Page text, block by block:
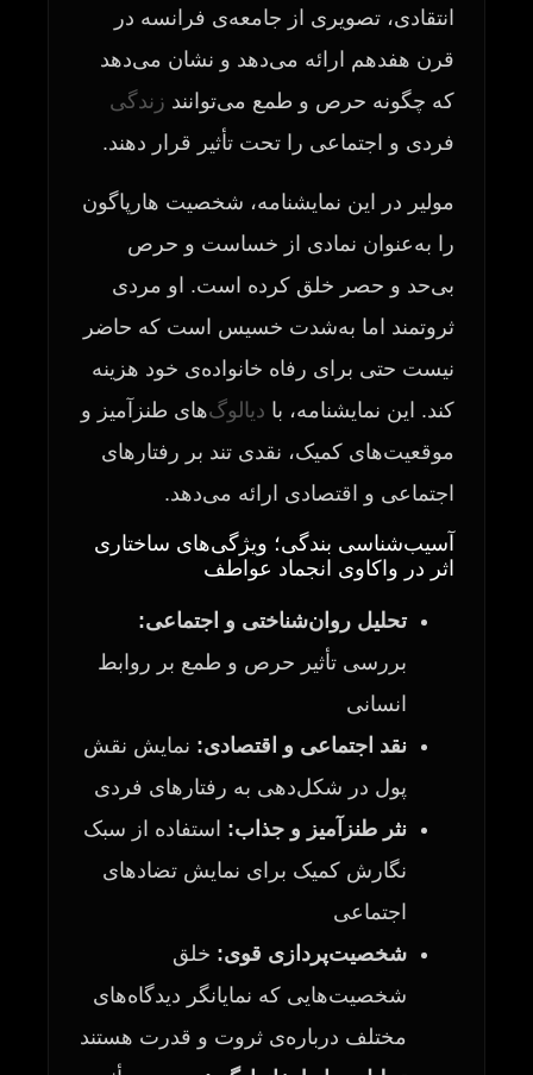
انتقادی، تصویری از جامعه‌ی فرانسه در
قرن هفدهم ارائه می‌دهد و نشان می‌دهد
که چگونه حرص و طمع می‌توانند زندگی
فردی و اجتماعی را تحت تأثیر قرار دهند.
مولیر در این نمایشنامه، شخصیت هارپاگون
را به‌عنوان نمادی از خساست و حرص
بی‌حد و حصر خلق کرده است. او مردی
ثروتمند اما به‌شدت خسیس است که حاضر
نیست حتی برای رفاه خانواده‌ی خود هزینه
کند. این نمایشنامه، با دیالوگ‌های طنزآمیز و
موقعیت‌های کمیک، نقدی تند بر رفتارهای
اجتماعی و اقتصادی ارائه می‌دهد.
آسیب‌شناسی بندگی؛ ویژگی‌های ساختاری
اثر در واکاوی انجماد عواطف
تحلیل روان‌شناختی و اجتماعی:
بررسی تأثیر حرص و طمع بر روابط
انسانی
نقد اجتماعی و اقتصادی: نمایش نقش
پول در شکل‌دهی به رفتارهای فردی
نثر طنزآمیز و جذاب: استفاده از سبک
نگارش کمیک برای نمایش تضادهای
اجتماعی
شخصیت‌پردازی قوی: خلق
شخصیت‌هایی که نمایانگر دیدگاه‌های
مختلف درباره‌ی ثروت و قدرت هستند